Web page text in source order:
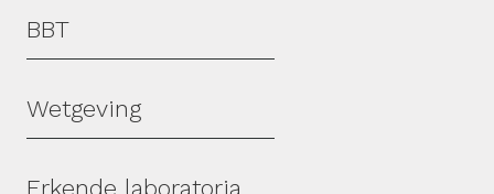
Hoofdmenu
BBT
Wetgeving
Erkende laboratoria